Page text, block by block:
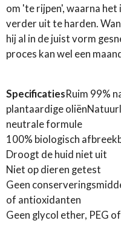
om 'te rijpen', waarna
verder uit te harden.
hij al in de juist vorm
proces kan wel een
Specificaties Ruim 99%
plantaardige oliën
neutrale formule
100% biologisch
Droogt de huid niet
Niet op dieren getest
Geen
of antioxidanten
Geen glycol ether, PEG